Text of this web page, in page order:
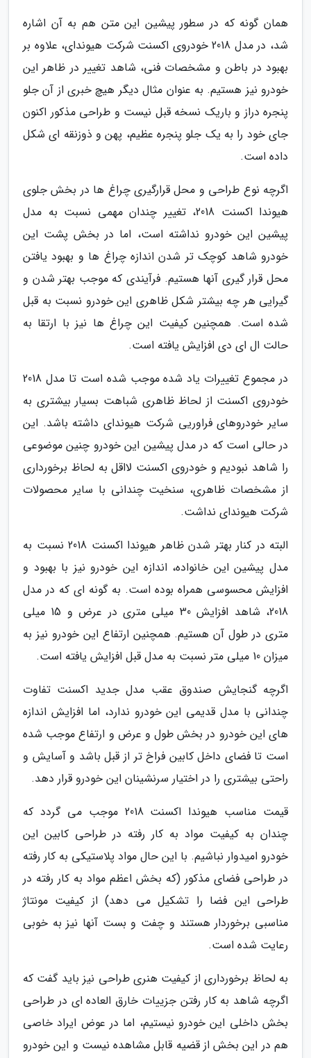
همان گونه که در سطور پیشین این متن هم به آن اشاره
شد، در مدل 2018 خودروی اکسنت شرکت هیوندای، علاوه بر
بهبود در باطن و مشخصات فنی، شاهد تغییر در ظاهر این
خودرو نیز هستیم. به عنوان مثال دیگر هیچ خبری از آن جلو
پنجره دراز و باریک نسخه قبل نیست و طراحی مذکور اکنون
جای خود را به یک جلو پنجره عظیم، پهن و ذوزنقه ای شکل
داده است.
اگرچه نوع طراحی و محل قرارگیری چراغ ها در بخش جلوی
هیوندا اکسنت 2018، تغییر چندان مهمی نسبت به مدل
پیشین این خودرو نداشته است، اما در بخش پشت این
خودرو شاهد کوچک تر شدن اندازه چراغ ها و بهبود یافتن
محل قرار گیری آنها هستیم. فرآیندی که موجب بهتر شدن و
گیرایی هر چه بیشتر شکل ظاهری این خودرو نسبت به قبل
شده است. همچنین کیفیت این چراغ ها نیز با ارتقا به
حالت ال ای دی افزایش یافته است.
در مجموع تغییرات یاد شده موجب شده است تا مدل 2018
خودروی اکسنت از لحاظ ظاهری شباهت بسیار بیشتری به
سایر خودروهای فراوریی شرکت هیوندای داشته باشد. این
در حالی است که در مدل پیشین این خودرو چنین موضوعی
را شاهد نبودیم و خودروی اکسنت لااقل به لحاظ برخورداری
از مشخصات ظاهری، سنخیت چندانی با سایر محصولات
شرکت هیوندای نداشت.
البته در کنار بهتر شدن ظاهر هیوندا اکسنت 2018 نسبت به
مدل پیشین این خانواده، اندازه این خودرو نیز با بهبود و
افزایش محسوسی همراه بوده است. به گونه ای که در مدل
2018، شاهد افزایش 30 میلی متری در عرض و 15 میلی
متری در طول آن هستیم. همچنین ارتفاع این خودرو نیز به
میزان 10 میلی متر نسبت به مدل قبل افزایش یافته است.
اگرچه گنجایش صندوق عقب مدل جدید اکسنت تفاوت
چندانی با مدل قدیمی این خودرو ندارد، اما افزایش اندازه
های این خودرو در بخش طول و عرض و ارتفاع موجب شده
است تا فضای داخل کابین فراخ تر از قبل باشد و آسایش و
راحتی بیشتری را در اختیار سرنشینان این خودرو قرار دهد.
قیمت مناسب هیوندا اکسنت 2018 موجب می گردد که
چندان به کیفیت مواد به کار رفته در طراحی کابین این
خودرو امیدوار نباشیم. با این حال مواد پلاستیکی به کار رفته
در طراحی فضای مذکور (که بخش اعظم مواد به کار رفته در
طراحی این فضا را تشکیل می دهد) از کیفیت مونتاژ
مناسبی برخوردار هستند و چفت و بست آنها نیز به خوبی
رعایت شده است.
به لحاظ برخورداری از کیفیت هنری طراحی نیز باید گفت که
اگرچه شاهد به کار رفتن جزییات خارق العاده ای در طراحی
بخش داخلی این خودرو نیستیم، اما در عوض ایراد خاصی
هم در این بخش از قضیه قابل مشاهده نیست و این خودرو